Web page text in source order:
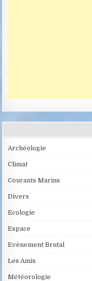
Archéologie
Climat
Courants Marins
Divers
Ecologie
Espace
Evènement Brutal
Les Amis
Météorologie